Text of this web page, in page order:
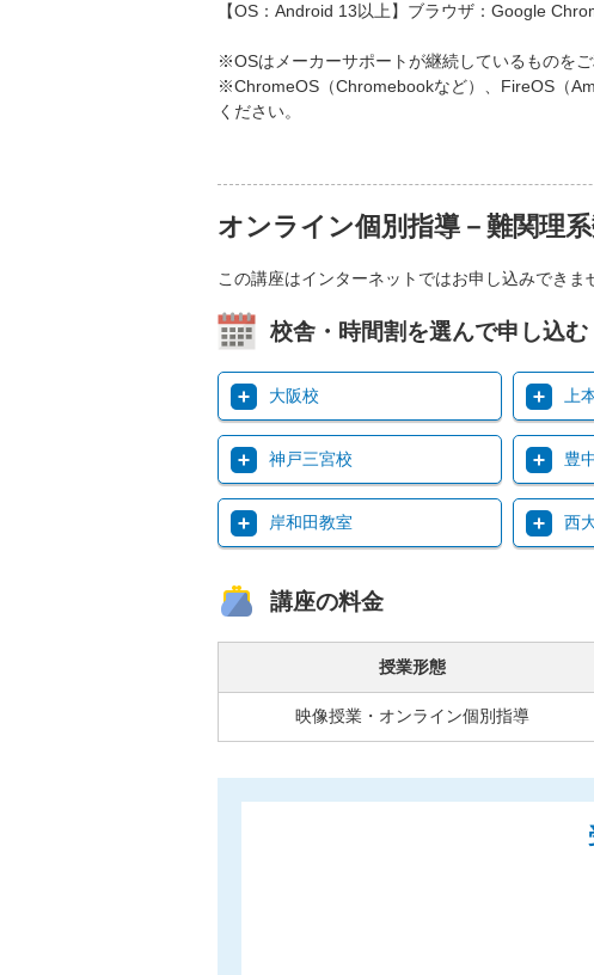
【OS：Android 13以上】ブラウザ：Google
※OSはメーカーサポートが継続しているものをご
※ChromeOS（Chromebookなど）、FireOS（
ください。
オンライン個別指導－難関理
この講座はインターネットではお申し込みできま
校舎・時間割を選んで申し込む
大阪校 上
神戸三宮校 豊
岸和田教室 西
講座の料金
授業形態
映像授業・オンライン個別指導